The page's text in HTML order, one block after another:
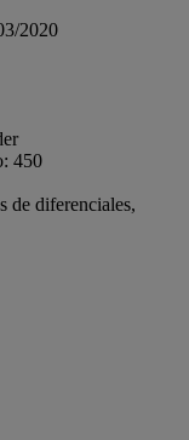
2020
450
de diferenciales,